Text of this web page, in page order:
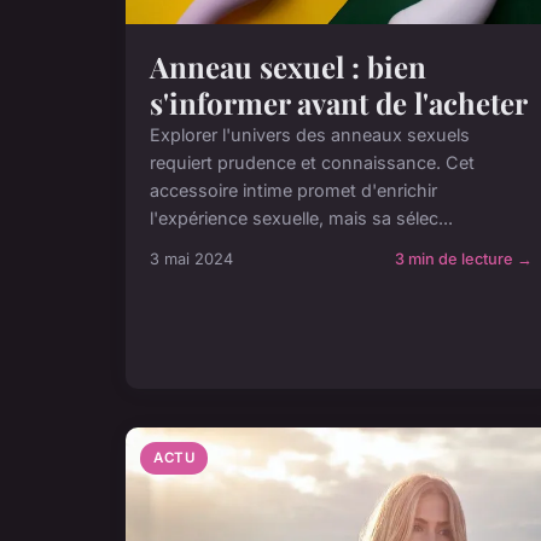
Anneau sexuel : bien
s'informer avant de l'acheter
Explorer l'univers des anneaux sexuels
requiert prudence et connaissance. Cet
accessoire intime promet d'enrichir
l'expérience sexuelle, mais sa sélec...
3 mai 2024 3 min de lecture →
ACTU